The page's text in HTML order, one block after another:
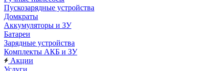
Пускозарядные устройства
Домкраты
Аккумуляторы и ЗУ
Батареи
Зарядные устройства
Комплекты АКБ и ЗУ
Акции
Услуги